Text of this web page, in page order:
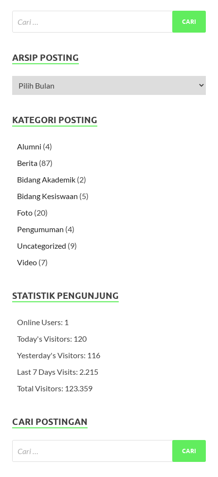
ARSIP POSTING
KATEGORI POSTING
Alumni (4)
Berita (87)
Bidang Akademik (2)
Bidang Kesiswaan (5)
Foto (20)
Pengumuman (4)
Uncategorized (9)
Video (7)
STATISTIK PENGUNJUNG
Online Users: 1
Today's Visitors: 120
Yesterday's Visitors: 116
Last 7 Days Visits: 2.215
Total Visitors: 123.359
CARI POSTINGAN